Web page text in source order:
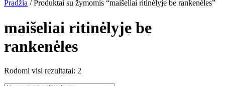
Pradžia / Produktai su žymomis “maišeliai ritinėlyje be rankenėles”
maišeliai ritinėlyje be
rankenėles
Rodomi visi rezultatai: 2